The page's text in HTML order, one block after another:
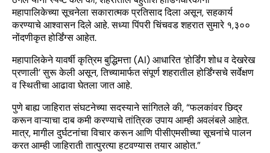
महापालिकेच्या सूचनेला सकारात्मक प्रतिसाद दिला असून, सहकार्य
करण्याचे आश्वासन दिले आहे. सध्या पिंपरी चिंचवड शहरात सुमारे १,३००
नोंदणीकृत होर्डिंग्स आहेत.
महापालिकेने यावर्षी कृत्रिम बुद्धिमत्ता (AI) आधारित ‘होर्डिंग शोध व देखरेख
प्रणाली’ सुरू केली असून, तिच्यामार्फत संपूर्ण शहरातील होर्डिंग्सचे सर्वेक्षण
व स्थितीचा आढावा घेतला जात आहे.
पुणे बाह्य जाहिरात संघटनेच्या सदस्याने सांगितले की, “फलकांवर छिद्र
करून वाऱ्याचा दाब कमी करण्याचे तांत्रिक उपाय आम्ही अवलंबले आहेत.
मात्र, मागील दुर्घटनांचा विचार करून आणि पीसीएमसीच्या सूचनांचे पालन
करत आम्ही जाहिराती तात्पुरत्या हटवण्यास तयार आहोत.”